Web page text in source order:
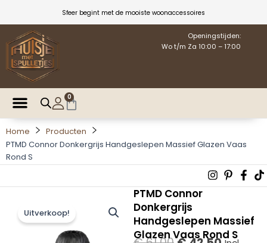
inhoud
Sfeer begint met de mooiste woonaccessoires
Openingstijden:
Wo t/m Za 10:00 – 17:00
0
Winkelwagen
Home
Producten
PTMD Connor Donkergrijs Handgeslepen Massief Glazen Vaas
Rond S
Instagram
p f
Uitverkoop!
PTMD Connor
Donkergrijs
Handgeslepen Massief
Glazen Vaas Rond S
Oorspronkelijke
Huidige